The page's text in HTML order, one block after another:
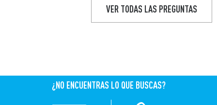
VER TODAS LAS PREGUNTAS
¿NO ENCUENTRAS LO QUE BUSCAS?